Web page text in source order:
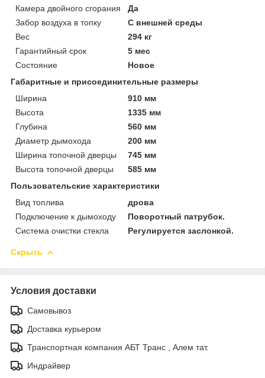
Камера двойного сгорания
Да
Забор воздуха в топку
С внешней среды
Вес
294 кг
Гарантийный срок
5 мес
Состояние
Новое
Габаритные и присоединительные размеры
Ширина
910 мм
Высота
1335 мм
Глубина
560 мм
Диаметр дымохода
200 мм
Ширина топочной дверцы
745 мм
Высота топочной дверцы
585 мм
Пользовательские характеристики
Вид топлива
дрова
Подключение к дымоходу
Поворотный патрубок.
Система очистки стекла
Регулируется заслонкой.
Скрыть
Условия доставки
Самовывоз
Доставка курьером
Транспортная компания АБТ Транс , Алем тат.
Индрайвер